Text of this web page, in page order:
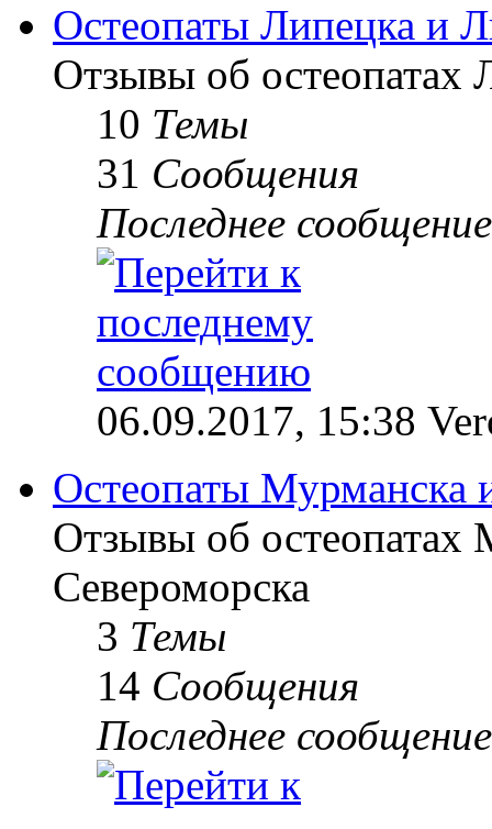
Остеопаты Липецка и
Отзывы об остеопатах
10 Темы
31 Сообщения
Последнее сообщение
06.09.2017, 15:38
Остеопаты Мурманска
Отзывы об остеопатах
Североморска
3 Темы
14 Сообщения
Последнее сообщение